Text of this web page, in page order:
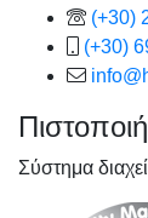
(+30)
(+30)
Σύστημα